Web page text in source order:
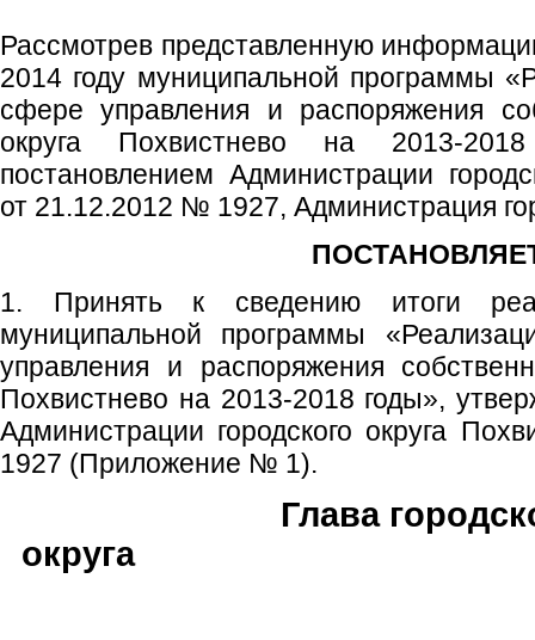
Рассмотрев представленную
2014 году муниципальной программы
сфере управления и распоряжения
округа Похвистнево на 2013-
постановлением Администрации
от 21.12.2012 № 1927, Администрация
1. Принять к сведению итоги
муниципальной программы
управления и распоряжения
Похвистнево на 2013-2018 годы»,
Администрации городского округа
1927 (Приложение № 1).
Глава
округа В.М.